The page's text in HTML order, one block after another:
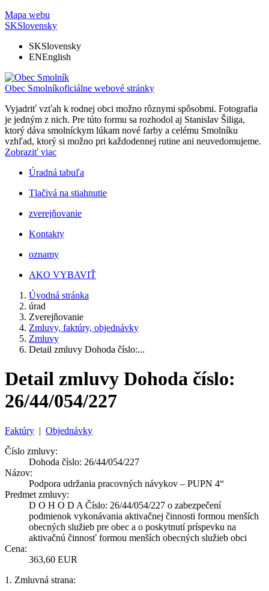
Mapa webu
SKSlovensky
SKSlovensky
ENEnglish
Obec Smolníkoficiálne webové stránky
Vyjadriť vzťah k rodnej obci možno rôznymi spôsobmi. Fotografia
je jedným z nich. Pre túto formu sa rozhodol aj Stanislav Šiliga,
ktorý dáva smolníckym lúkam nové farby a celému Smolníku
vzhľad, ktorý si možno pri každodennej rutine ani neuvedomujeme.
Zobraziť viac
Úradná tabuľa
Tlačivá na stiahnutie
zverejňovanie
Kontakty
oznamy
AKO VYBAVIŤ
Úvodná stránka
úrad
Zverejňovanie
Zmluvy, faktúry, objednávky
Zmluvy
Detail zmluvy Dohoda číslo:...
Detail zmluvy Dohoda číslo:
26/44/054/227
Faktúry | Objednávky
Číslo zmluvy:
Dohoda číslo: 26/44/054/227
Názov:
Podpora udržania pracovných návykov – PUPN 4“
Predmet zmluvy:
D O H O D A Číslo: 26/44/054/227 o zabezpečení
podmienok vykonávania aktivačnej činnosti formou menších
obecných služieb pre obec a o poskytnutí príspevku na
aktivačnú činnosť formou menších obecných služieb obci
Cena:
363,60 EUR
1. Zmluvná strana: